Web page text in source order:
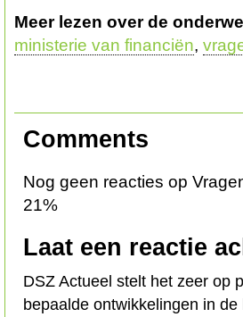
Meer lezen over de
ministerie van financiën,
Comments
Nog geen reacties op
21%
Laat een reactie
DSZ Actueel stelt het zeer op
bepaalde ontwikkelingen in